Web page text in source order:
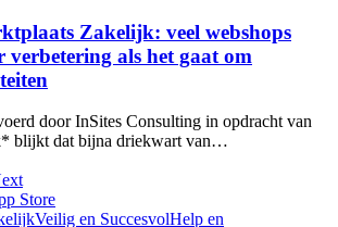
Zakelijk: veel webshops
verbetering als het gaat om
door InSites Consulting in opdracht van
blijkt dat bijna driekwart van…
Veilig en SuccesvolHelp en